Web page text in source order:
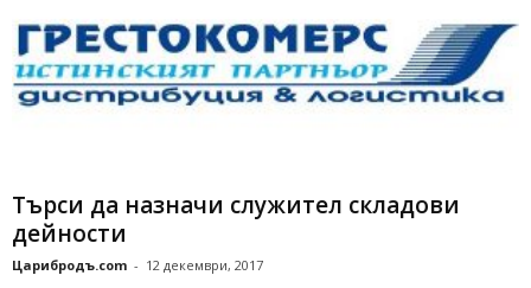
Търси да назначи служител складови
дейности
Царибродъ.com - 12 декември, 2017